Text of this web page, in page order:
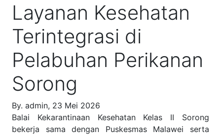
Layanan Kesehatan
Terintegrasi di
Pelabuhan Perikanan
Sorong
By. admin, 23 Mei 2026
Balai Kekarantinaan Kesehatan Kelas II Sorong
bekerja sama dengan Puskesmas Malawei serta